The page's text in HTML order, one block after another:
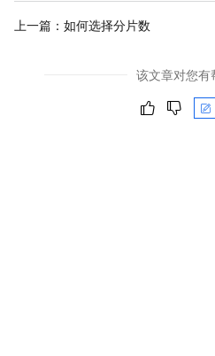
上一篇： 如何选择分片数
该文章对您有